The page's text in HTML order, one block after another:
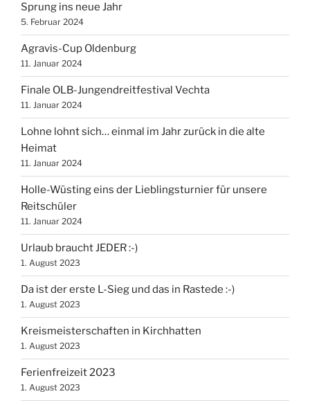
Sprung ins neue Jahr
5. Februar 2024
Agravis-Cup Oldenburg
11. Januar 2024
Finale OLB-Jungendreitfestival Vechta
11. Januar 2024
Lohne lohnt sich… einmal im Jahr zurück in die alte
Heimat
11. Januar 2024
Holle-Wüsting eins der Lieblingsturnier für unsere
Reitschüler
11. Januar 2024
Urlaub braucht JEDER :-)
1. August 2023
Da ist der erste L-Sieg und das in Rastede :-)
1. August 2023
Kreismeisterschaften in Kirchhatten
1. August 2023
Ferienfreizeit 2023
1. August 2023